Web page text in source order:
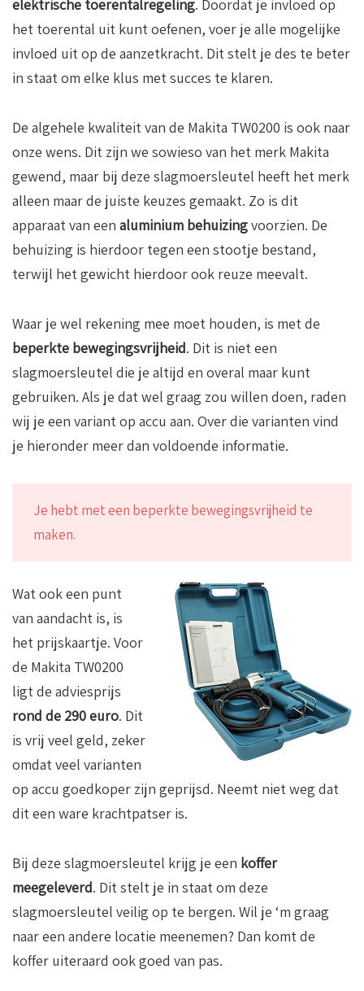
elektrische toerentalregeling. Doordat je invloed op
het toerental uit kunt oefenen, voer je alle mogelijke
invloed uit op de aanzetkracht. Dit stelt je des te beter
in staat om elke klus met succes te klaren.
De algehele kwaliteit van de Makita TW0200 is ook naar
onze wens. Dit zijn we sowieso van het merk Makita
gewend, maar bij deze slagmoersleutel heeft het merk
alleen maar de juiste keuzes gemaakt. Zo is dit
apparaat van een aluminium behuizingvoorzien. De
behuizing is hierdoor tegen een stootje bestand,
terwijl het gewicht hierdoor ook reuze meevalt.
Waar je wel rekening mee moet houden, is met de
beperkte bewegingsvrijheid. Dit is niet een
slagmoersleutel die je altijd en overal maar kunt
gebruiken. Als je dat wel graag zou willen doen, raden
wij je een variant op accu aan. Over die varianten vind
je hieronder meer dan voldoende informatie.
Je hebt met een beperkte bewegingsvrijheid te
maken.
Wat ook een punt
van aandacht is, is
het prijskaartje. Voor
de Makita TW0200
ligt de adviesprijs
rond de 290 euro. Dit
is vrij veel geld, zeker
omdat veel varianten
op accu goedkoper zijn geprijsd. Neemt niet weg dat
dit een ware krachtpatser is.
Bij deze slagmoersleutel krijg je een koffer
meegeleverd. Dit stelt je in staat om deze
slagmoersleutel veilig op te bergen. Wil je ‘m graag
naar een andere locatie meenemen? Dan komt de
koffer uiteraard ook goed van pas.